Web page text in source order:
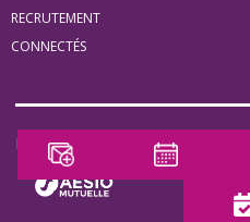
minis
site
RECRUTEMENT
CONNECTÉS
Notre Partenaire